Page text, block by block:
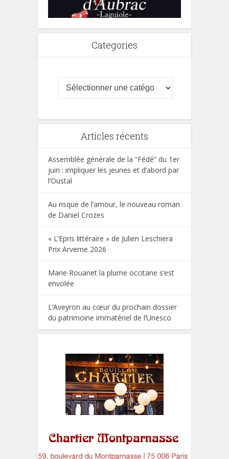
Categories
Articles récents
Assemblée générale de la “Fédé” du 1er
juin : impliquer les jeunes et d’abord par
l’Oustal
Au risque de l’amour, le nouveau roman
de Daniel Crozes
« L’Epris littéraire » de Julien Leschiera
Prix Arverne 2026
Marie Rouanet la plume occitane s’est
envolée
L’Aveyron au cœur du prochain dossier
du patrimoine immatériel de l’Unesco